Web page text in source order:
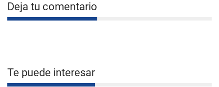
Deja tu comentario
Te puede interesar